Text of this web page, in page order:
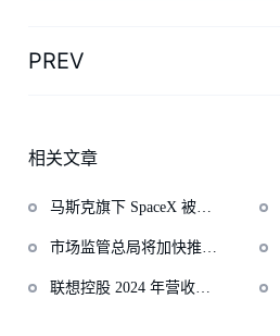
PREV
相关文章
马斯克旗下 SpaceX 被曝
道间接入股
市场监管总局将加快推进
制工作
联想控股 2024 年营收